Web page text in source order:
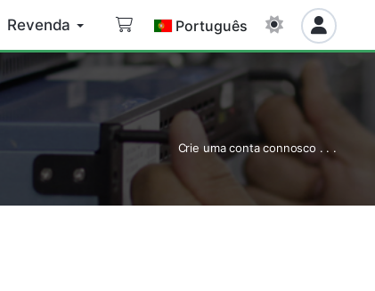
Revenda Português
Crie uma conta connosco . . .